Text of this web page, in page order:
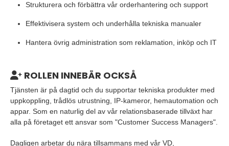
Strukturera och förbättra vår orderhantering och support
Effektivisera system och underhålla tekniska manualer
Hantera övrig administration som reklamation, inköp och IT
ROLLEN INNEBÄR OCKSÅ
Tjänsten är på dagtid och du supportar tekniska produkter med
uppkoppling, trådlös utrustning, IP-kameror, hemautomation och
appar. Som en naturlig del av vår relationsbaserade tillväxt har
alla på företaget ett ansvar som "Customer Success Managers".
Dagligen arbetar du nära tillsammans med vår VD,